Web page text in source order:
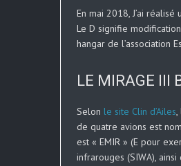
En mai 2018, J’ai
Le D signifie
hangar de l’association
LE MIRAGE III
Selon le site Clin d’Ailes,
de quatre avions est
est « EMIR » (E pour
infrarouges (SIWA),